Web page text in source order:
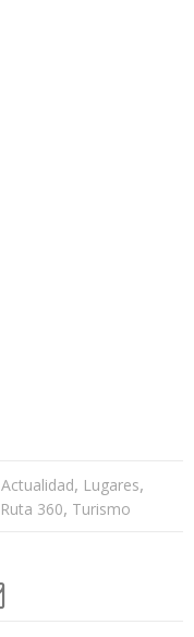
Actualidad, Lugares,
Ruta 360, Turismo